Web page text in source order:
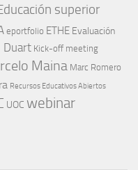
superior
eportfolio ETHE Evaluación
Duart Kick-off meeting
Maina Marc Romero
Recursos Educativos Abiertos
UOC webinar